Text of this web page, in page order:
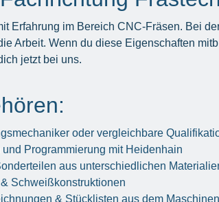
Erfahrung im Bereich CNC-Fräsen. Bei
Arbeit. Wenn du diese Eigenschaften
jetzt bei uns.
oder vergleichbare
Programmierung mit Heidenhain
aus unterschiedlichen
Schweißkonstruktionen
& Stücklisten aus dem